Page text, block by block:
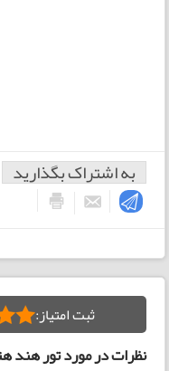
به اشتراک بگذارید
ثبت امتیاز:
نظرات در مورد تور هند